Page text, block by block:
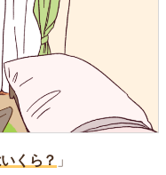
くら？ 」